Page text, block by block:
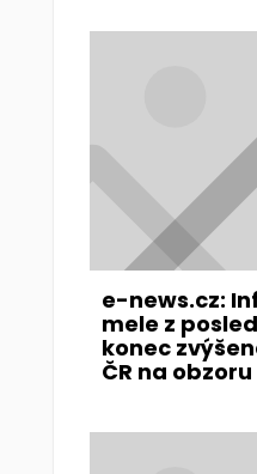
e-news.cz:
mele z
konec
ČR na obzoru